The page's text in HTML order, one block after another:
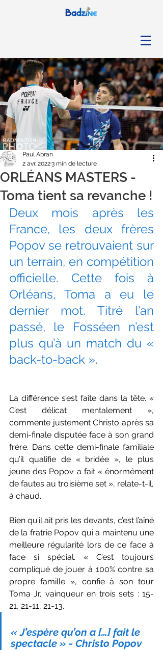
ORLÉANS MASTERS -
Toma tient sa revanche !
Paul Abran
2 avr. 20223 min de lecture
Deux mois après les
France, les deux frères
Popov se retrouvaient sur
un terrain, en compétition
officielle. Cette fois à
Orléans, Toma a eu le
dernier mot. Titré l’an
passé, le Fosséen n’est
plus qu’à un match du «
back-to-back ».
La différence s’est faite dans la tête. «
C’est délicat mentalement »,
commente justement Christo après sa
demi-finale disputée face à son grand
frère. Dans cette demi-finale familiale
qu’il qualifie de « bridée », le plus
jeune des Popov a fait « énormément
de fautes au troisième set », relate-t-il,
à chaud.
Bien qu’il ait pris les devants, c’est l’aîné
de la fratrie Popov qui a maintenu une
meilleure régularité lors de ce face à
face si spécial. « C’est toujours
compliqué de jouer à 100% contre sa
propre famille », confie à son tour
Toma Jr, vainqueur en trois sets : 15-
21, 21-11, 21-13.
« J’espère qu’on a […] fait le
spectacle » - Christo Popov